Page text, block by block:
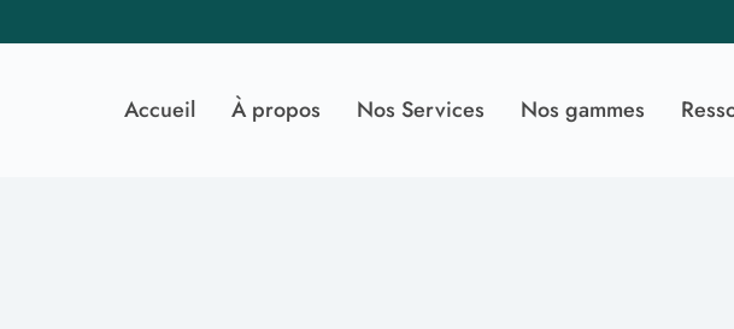
Accueil À propos Nos Services Nos gammes